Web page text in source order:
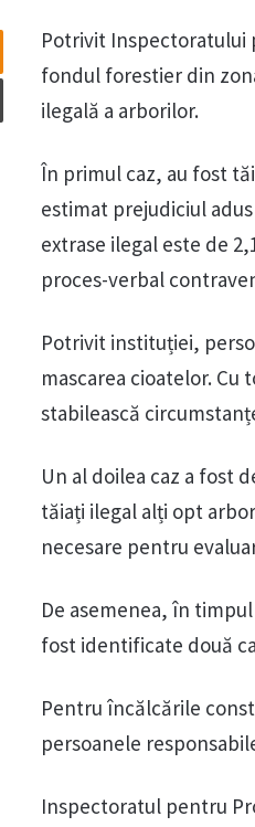
Potrivit Inspectoratului
fondul forestier din
ilegală a arborilor.
În primul caz, au fost
estimat prejudiciul
extrase ilegal este de
proces-verbal
Potrivit instituției,
mascarea cioatelor. Cu
stabilească
Un al doilea caz a fost
tăiați ilegal alți opt
necesare pentru
De asemenea, în
fost identificate două
Pentru încălcările
persoanele
Inspectoratul pentru
Odnoklassniki
Tipărește